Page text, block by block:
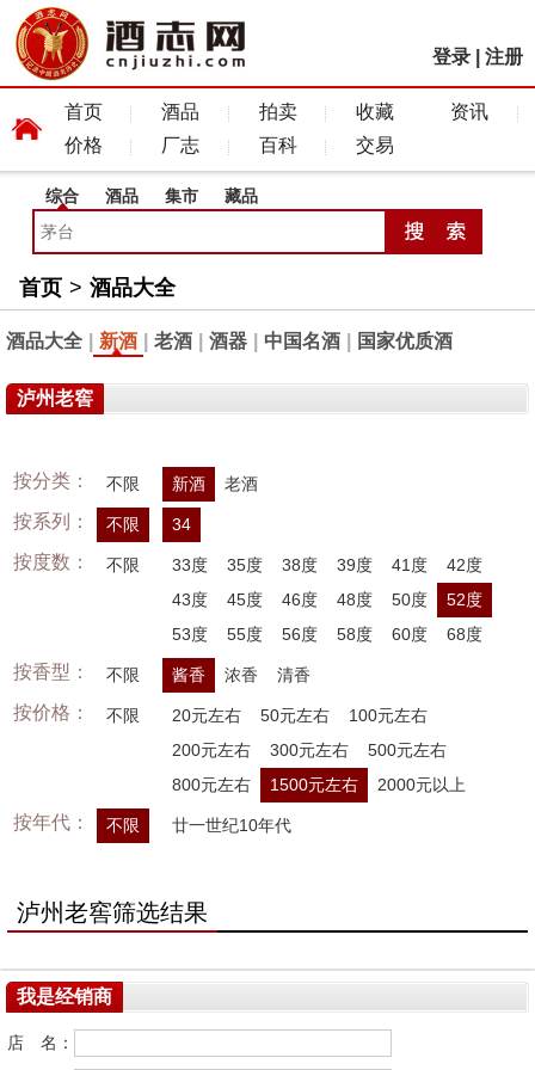
登录 注册
首页 酒品 拍卖 收藏
资讯
价格
厂志 百科 交易
综合 酒品 集市 藏品
首页 > 酒品大全
酒品大全 新酒 老酒 酒器 中国名酒 国家优质酒
泸州老窖
按分类： 不限 新酒 老酒
按系列： 不限 34
按度数： 不限 33度 35度 38度 39度 41度
42度
43度
45度 46度 48度 50度
52度
53度
55度 56度 58度 60度 68度
按香型： 不限 酱香 浓香 清香
按价格： 不限 20元左右 50元左右
100元左右
200元左右
300元左右
500元左右
800元左右
1500元左右 2000元以上
按年代： 不限 廿一世纪10年代
泸州老窖筛选结果
我是经销商
店 名：